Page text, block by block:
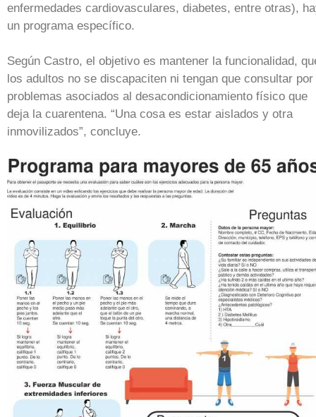
enfermedades cardiovasculares, diabetes, entre otras),
un programa específico.
Según Castro, el objetivo es mantener la funcionalidad,
los adultos no se discapaciten ni tengan que consultar por
problemas asociados al desacondicionamiento físico que
deja la cuarentena. “Una cosa es estar aislados y otra
inmovilizados”, concluye.